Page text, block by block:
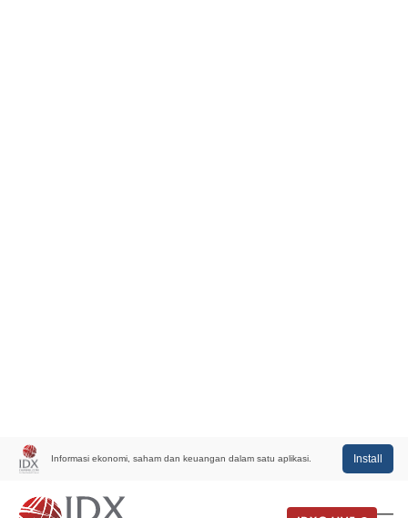
Informasi ekonomi, saham dan keuangan dalam satu aplikasi. Install